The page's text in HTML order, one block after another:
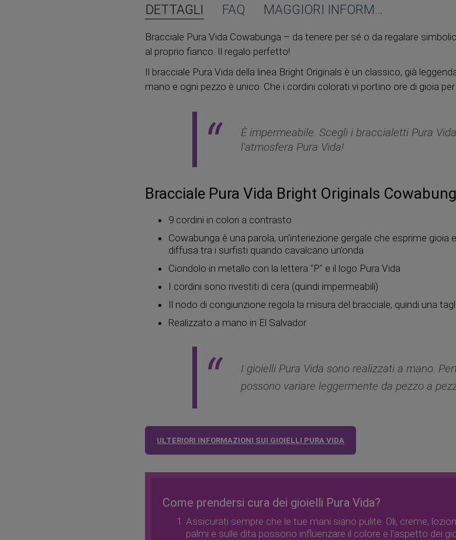
DETTAGLI
Bracciale Pura Vida Cowabunga – da tenere per sé o da regalare
al proprio fianco. Il regalo perfetto!
Il bracciale Pura Vida della linea Bright Originals è un classico, già
mano e ogni pezzo è unico. Che i cordini colorati vi portino ore di gioia
È impermeabile. Scegli i braccialetti Pura
l'atmosfera Pura Vida!
Bracciale Pura Vida Bright Originals
9 cordini in colori a contrasto
Cowabunga è una parola, un'interiezione gergale che esprime
diffusa tra i surfisti quando cavalcano un'onda
Ciondolo in metallo con la lettera "P" e il logo Pura Vida
I cordini sono rivestiti di cera (quindi impermeabili)
Il nodo di congiunzione regola la misura del bracciale, quindi una
Realizzato a mano in El Salvador
I gioielli Pura Vida sono realizzati a mano.
possono variare leggermente da pezzo a
ULTERIORI INFORMAZIONI SUI GIOIELLI PURA VIDA
Come prendersi cura dei gioielli Pura Vida?
Assicurati sempre che le tue mani siano pulite. Oli, creme,
palmi e sulle dita possono influenzare il colore e l'aspetto dei
FAQ MAGGIORI INFORMAZIONI